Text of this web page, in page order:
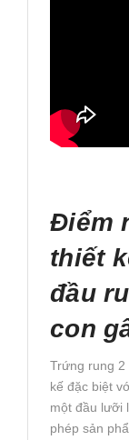
Điểm
thiết
đầu
con
Trứng rung 2
kế đặc biệt
một đầu lưỡi
phép sản